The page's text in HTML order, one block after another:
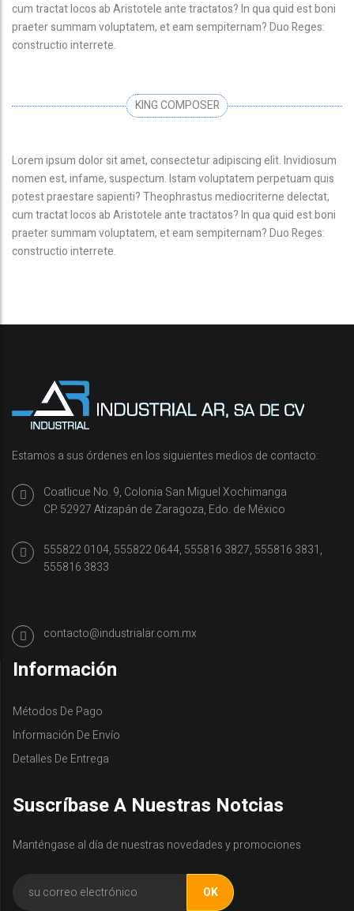
cum tractat locos ab Aristotele ante tractatos? In qua quid est boni
praeter summam voluptatem, et eam sempiternam? Duo Reges:
constructio interrete.
KING COMPOSER
Lorem ipsum dolor sit amet, consectetur adipiscing elit. Invidiosum
nomen est, infame, suspectum. Istam voluptatem perpetuam quis
potest praestare sapienti? Theophrastus mediocriterne delectat,
cum tractat locos ab Aristotele ante tractatos? In qua quid est boni
praeter summam voluptatem, et eam sempiternam? Duo Reges:
constructio interrete.
Estamos a sus órdenes en los siguientes medios de contacto:
Coatlicue No. 9, Colonia San Miguel Xochimanga
CP. 52927 Atizapán de Zaragoza, Edo. de México
555822 0104, 555822 0644, 555816 3827, 555816 3831,
555816 3833
contacto@industrialar.com.mx
Información
Métodos De Pago
Información De Envío
Detalles De Entrega
Suscríbase A Nuestras Notcias
Manténgase al día de nuestras novedades y promociones